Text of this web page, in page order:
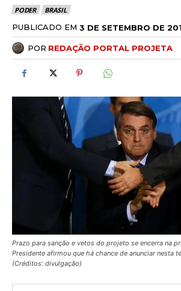
PODER BRASIL
PUBLICADO EM 3 DE SETEMBRO DE
POR REDAÇÃO PORTAL PROJETA
Prazo para sanção e vetos do projeto se encerra na
Presidente afirmou que há chance de anunciar nesta
(Créditos: divulgação)